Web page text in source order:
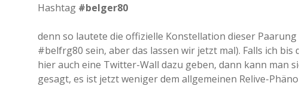
Hashtag #belger80
denn so lautete die offizielle Konstellation dieser
#belfrg80 sein, aber das lassen wir jetzt mal). Falls ich
hier auch eine Twitter-Wall dazu geben, dann kann man
gesagt, es ist jetzt weniger dem allgemeinen Relive-